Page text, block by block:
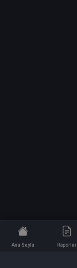
Ana Sayfa Raporlar